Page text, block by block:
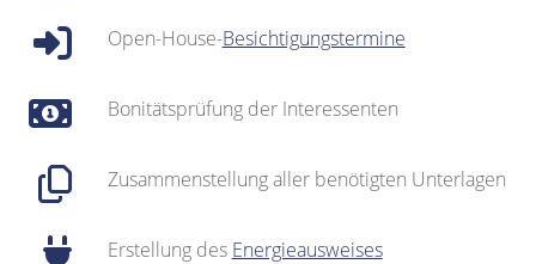
Open-House-Besichtigungstermine
Bonitätsprüfung der Interessenten
Zusammenstellung aller benötigten Unterlagen
Erstellung des Energieausweises